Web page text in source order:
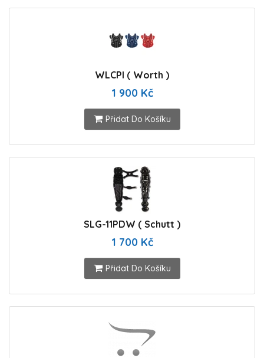
WLCPI ( Worth )
1 900 Kč
Přidat Do Košíku
SLG-11PDW ( Schutt )
1 700 Kč
Přidat Do Košíku